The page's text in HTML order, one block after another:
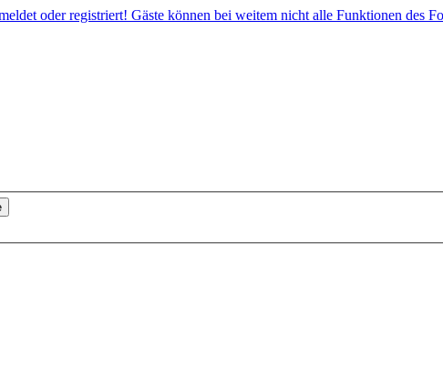
oder registriert! Gäste können bei weitem nicht alle Funktionen des